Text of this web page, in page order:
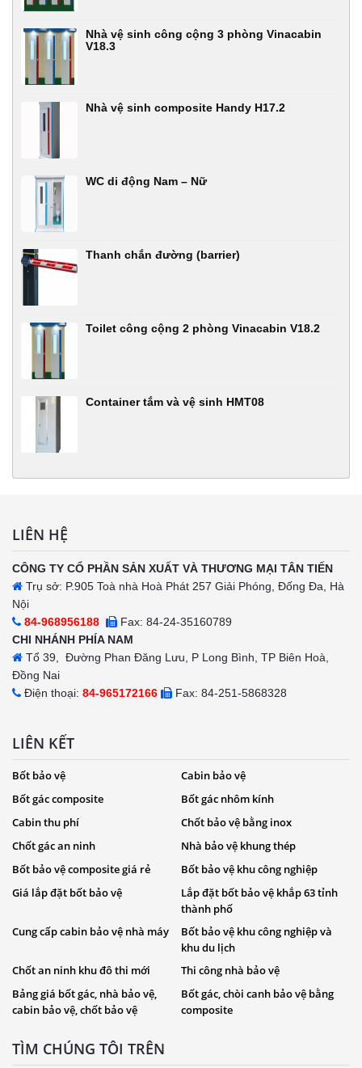
Nhà vệ sinh công cộng 3 phòng Vinacabin
V18.3
Nhà vệ sinh composite Handy H17.2
WC di động Nam – Nữ
Thanh chắn đường (barrier)
Toilet công cộng 2 phòng Vinacabin V18.2
Container tắm và vệ sinh HMT08
LIÊN HỆ
CÔNG TY CỔ PHẦN SẢN XUẤT VÀ THƯƠNG MẠI TÂN TIẾN
Trụ sở: P.905 Toà nhà Hoà Phát 257 Giải Phóng, Đống Đa, Hà
Nội
84-968956188
Fax: 84-24-35160789
CHI NHÁNH PHÍA NAM
Tổ 39, Đường Phan Đăng Lưu, P Long Bình, TP Biên Hoà,
Đồng Nai
Điện thoại: 84-965172166 Fax: 84-251-5868328
LIÊN KẾT
Bốt bảo vệ
Cabin bảo vệ
Bốt gác composite
Bốt gác nhôm kính
Cabin thu phí
Chốt bảo vệ bằng inox
Chốt gác an ninh
Nhà bảo vệ khung thép
Bốt bảo vệ composite giá rẻ
Bốt bảo vệ khu công nghiệp
Giá lắp đặt bốt bảo vệ
Lắp đặt bốt bảo vệ khắp 63 tỉnh
thành phố
Cung cấp cabin bảo vệ nhà máy Bốt bảo vệ khu công nghiệp và
khu du lịch
Chốt an ninh khu đô thi mới
Thi công nhà bảo vệ
Bảng giá bốt gác, nhà bảo vệ,
cabin bảo vệ, chốt bảo vệ
Bốt gác, chòi canh bảo vệ bằng
composite
TÌM CHÚNG TÔI TRÊN